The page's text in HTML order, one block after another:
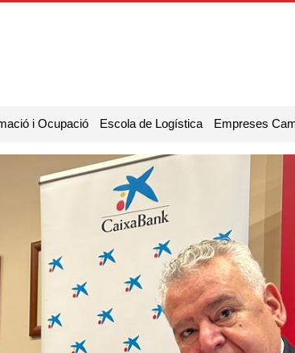
i Ocupació Escola de Logística Empreses